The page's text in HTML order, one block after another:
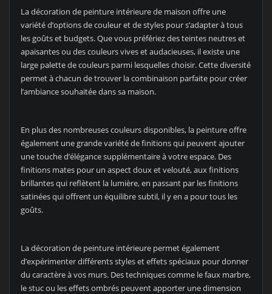
La décoration de peinture intérieure de maison offre une
variété d’options de couleur et de styles pour s’adapter à tous
les goûts et budgets. Que vous préfériez des teintes neutres et
apaisantes ou des couleurs vives et audacieuses, il existe une
large palette de couleurs parmi lesquelles choisir. Cette diversité
permet à chacun de trouver la combinaison parfaite pour créer
l’ambiance souhaitée dans sa maison.
En plus des nombreuses couleurs disponibles, la peinture offre
également une grande variété de finitions qui peuvent ajouter
une touche d’élégance supplémentaire à votre espace. Des
finitions mates pour un aspect doux et velouté, aux finitions
brillantes qui reflètent la lumière, en passant par les finitions
satinées qui offrent un équilibre subtil, il y en a pour tous les
goûts.
La décoration de peinture intérieure permet également
d’expérimenter différents styles et effets spéciaux pour donner
du caractère à vos murs. Des techniques comme le faux marbre,
le stuc ou les effets ombrés peuvent apporter une dimension